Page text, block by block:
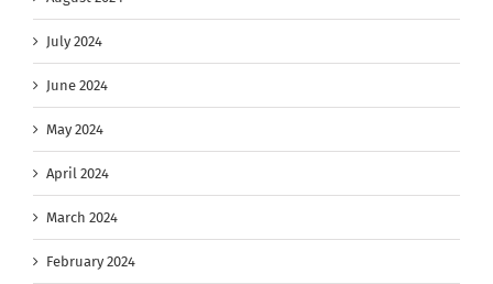
July 2024
June 2024
May 2024
April 2024
March 2024
February 2024